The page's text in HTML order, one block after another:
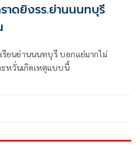
าดยิงรร.ย่านนนทบุรี
เรียนย่านนนทบุรี บอกแย่มากไม่
หวั่นเกิดเหตุแบบนี้